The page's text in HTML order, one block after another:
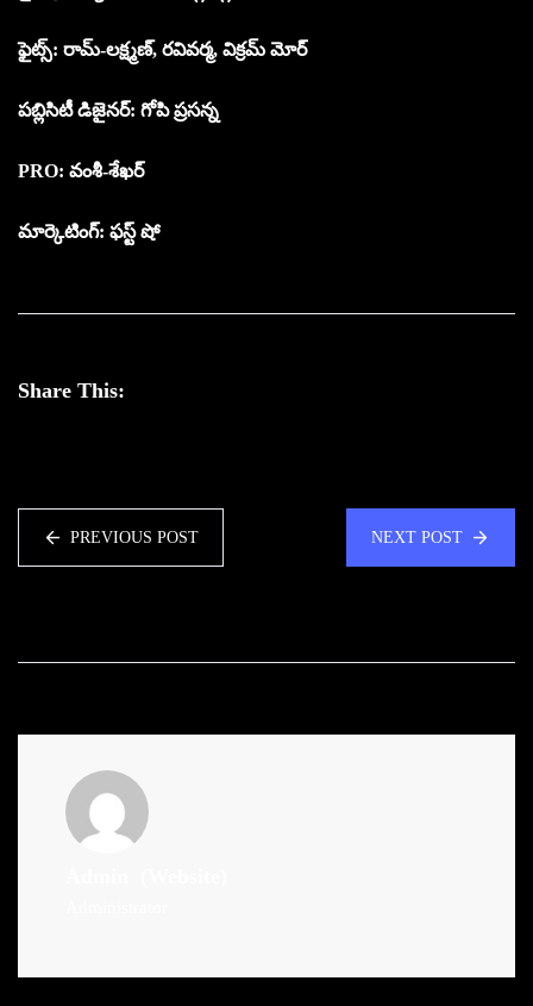
ఫైట్స్: రామ్-లక్ష్మణ్, రవివర్మ, విక్రమ్ మోర్
పబ్లిసిటీ డిజైనర్: గోపి ప్రసన్న
PRO: వంశీ-శేఖర్
మార్కెటింగ్: ఫస్ట్ షో
Share This:
PREVIOUS POST NEXT POST